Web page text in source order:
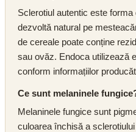
Sclerotiul autentic este
dezvoltă natural pe
de cereale poate conține
sau ovăz. Endoca utilizează
conform informațiilor
Ce sunt melaninele
Melaninele fungice sunt
culoarea închisă a